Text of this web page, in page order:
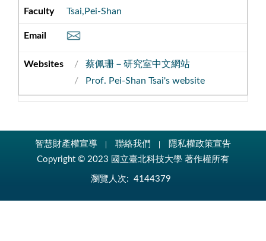
Tsai,Pei-Shan
蔡佩珊－研究室中文網站
Prof. Pei-Shan Tsai's website
智慧財產權宣導 聯絡我們
隱私權政策宣告
Copyright © 2023 國立臺北科技大學 著作權所有
瀏覽人次: 4144379